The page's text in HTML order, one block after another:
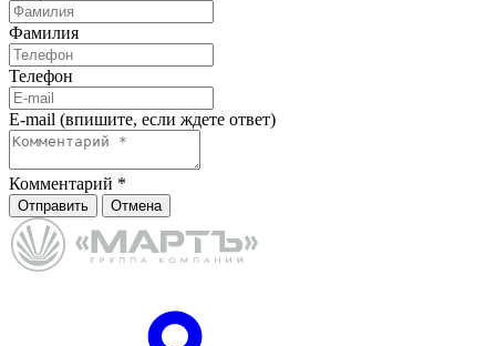
Фамилия
Телефон
E-mail (впишите, если ждете ответ)
Комментарий *
Отправить Отмена